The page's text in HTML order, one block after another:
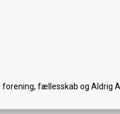
fællesskab og